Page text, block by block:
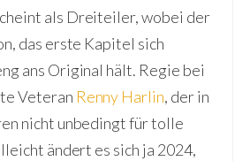
als Dreiteiler, wobei der
das erste Kapitel sich
ans Original hält. Regie bei
Veteran Renny Harlin, der in
nicht unbedingt für tolle
ändert es sich ja 2024,